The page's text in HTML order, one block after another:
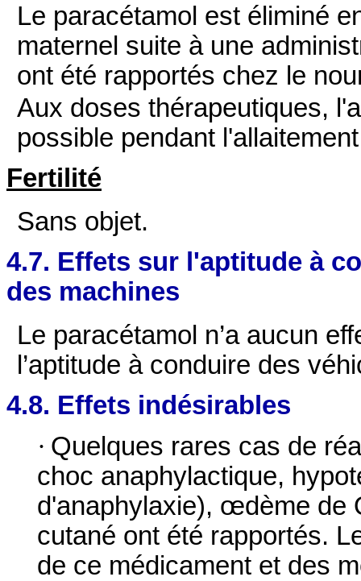
Le paracétamol est éliminé
maternel suite à une
ont été rapportés chez le
Aux doses thérapeutiques,
possible pendant
Fertilité
Sans objet.
4.7. Effets sur l'aptitude à
des machines
Le paracétamol n’a aucun
l’aptitude à conduire des
4.8. Effets indésirables
· Quelques rares cas de
choc anaphylactique,
d'anaphylaxie), œdème de
cutané ont été rapportés.
de ce médicament et des